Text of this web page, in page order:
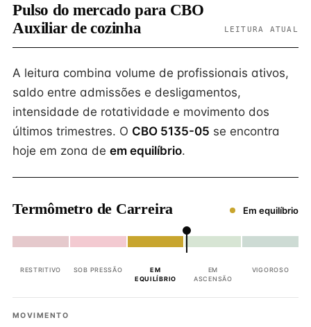
Pulso do mercado para CBO
Auxiliar de cozinha
LEITURA ATUAL
A leitura combina volume de profissionais ativos,
saldo entre admissões e desligamentos,
intensidade de rotatividade e movimento dos
últimos trimestres. O CBO 5135-05 se encontra
hoje em zona de em equilíbrio.
Termômetro de Carreira Em equilíbrio
RESTRITIVO SOB PRESSÃO
EM
EQUILÍBRIO
EM
ASCENSÃO
VIGOROSO
MOVIMENTO